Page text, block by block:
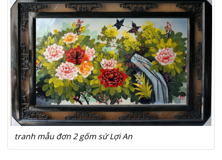
tranh mẫu đơn 2 gốm sứ Lợi An